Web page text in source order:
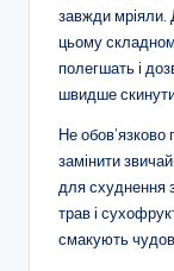
завжди мріяли.
цьому
полегшать і
швидше скинути
Не обов’язково
замінити
для схуднення
трав і
смакують